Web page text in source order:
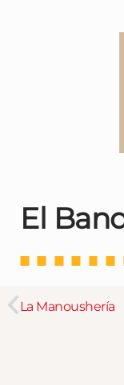
¿Esto
Por el
El
La Manoushería